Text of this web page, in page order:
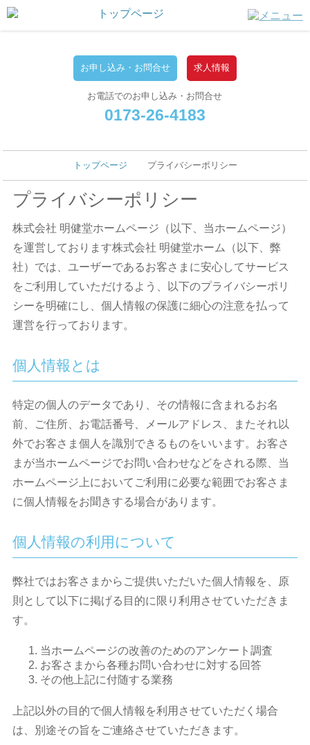
お申し込み・お問合せ 求人情報
お電話でのお申し込み・お問合せ
0173-26-4183
トップページ プライバシーポリシー
プライバシーポリシー
株式会社 明健堂ホームページ（以下、当ホームページ）
を運営しております株式会社 明健堂ホーム（以下、弊
社）では、ユーザーであるお客さまに安心してサービス
をご利用していただけるよう、以下のプライバシーポリ
シーを明確にし、個人情報の保護に細心の注意を払って
運営を行っております。
個人情報とは
特定の個人のデータであり、その情報に含まれるお名
前、ご住所、お電話番号、メールアドレス、またそれ以
外でお客さま個人を識別できるものをいいます。お客さ
まが当ホームページでお問い合わせなどをされる際、当
ホームページ上においてご利用に必要な範囲でお客さま
に個人情報をお聞きする場合があります。
個人情報の利用について
弊社ではお客さまからご提供いただいた個人情報を、原
則として以下に掲げる目的に限り利用させていただきま
す。
当ホームページの改善のためのアンケート調査
お客さまから各種お問い合わせに対する回答
その他上記に付随する業務
上記以外の目的で個人情報を利用させていただく場合
は、別途その旨をご連絡させていただきます。